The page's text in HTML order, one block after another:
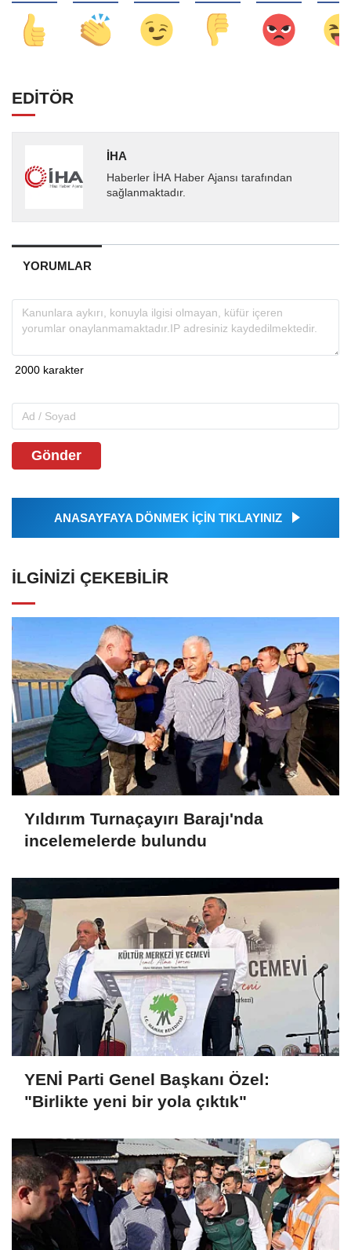
EDİTÖR
İHA
Haberler İHA Haber Ajansı tarafından
sağlanmaktadır.
YORUMLAR
Gönder
ANASAYFAYA DÖNMEK İÇİN TIKLAYINIZ
İLGINIZI ÇEKEBILIR
Yıldırım Turnaçayırı Barajı'nda
incelemelerde bulundu
YENİ Parti Genel Başkanı Özel:
"Birlikte yeni bir yola çıktık"